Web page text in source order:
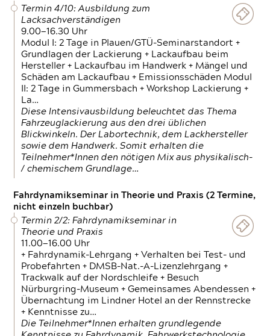
Termin 4/10: Ausbildung zum
Lacksachverständigen
9.00—16.30 Uhr
Modul I: 2 Tage in Plauen/GTÜ-Seminarstandort +
Grundlagen der Lackierung + Lackaufbau beim
Hersteller + Lackaufbau im Handwerk + Mängel und
Schäden am Lackaufbau + Emissionsschäden Modul
II: 2 Tage in Gummersbach + Workshop Lackierung +
La…
Diese Intensivausbildung beleuchtet das Thema
Fahrzeuglackierung aus den drei üblichen
Blickwinkeln. Der Labortechnik, dem Lackhersteller
sowie dem Handwerk. Somit erhalten die
Teilnehmer*Innen den nötigen Mix aus physikalisch-
/ chemischem Grundlage…
Fahrdynamikseminar in Theorie und Praxis (2 Termine,
nicht einzeln buchbar)
Termin 2/2: Fahrdynamikseminar in
Theorie und Praxis
11.00—16.00 Uhr
+ Fahrdynamik-Lehrgang + Verhalten bei Test- und
Probefahrten + DMSB-Nat.-A-Lizenzlehrgang +
Trackwalk auf der Nordschleife + Besuch
Nürburgring-Museum + Gemeinsames Abendessen +
Übernachtung im Lindner Hotel an der Rennstrecke
+ Kenntnisse zu…
Die Teilnehmer*Innen erhalten grundlegende